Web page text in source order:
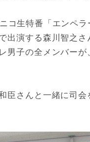
コ生特番「エンペ
出演する森川智之
男子の全メンバー
臣さんと一緒に司